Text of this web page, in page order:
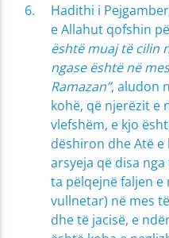
Hadithi i
e Allahut qofshin
është muaj të cilin
ngase është në
Ramazan”, aludon
kohë, që njerëzit e
vlefshëm, e kjo
dëshiron dhe Atë e
arsyeja që disa
ta pëlqejnë faljen e
vullnetar) në mes
dhe të jacisë, e